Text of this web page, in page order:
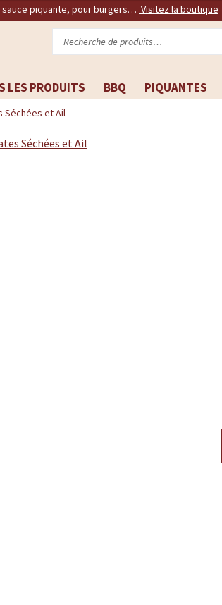
sauce piquante, pour burgers… Visitez la boutique
pour :
LES PRODUITS BBQ PIQUANTES
Séchées et Ail